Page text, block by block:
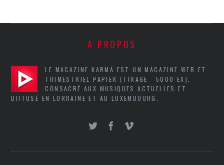
A PROPOS
LE MAGAZINE KARMA EST UN MAGAZINE WEB ET
TRIMESTRIEL PAPIER (TIRAGE : 5000 EX),
CONSACRÉ AUX MUSIQUES ACTUELLES ET
DIFFUSÉ EN LORRAINE ET AU LUXEMBOURG.